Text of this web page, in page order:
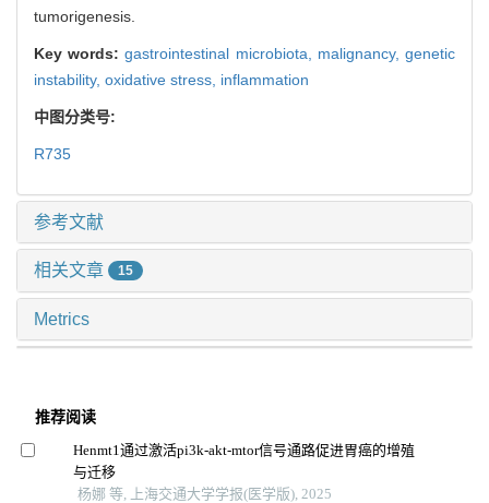
tumorigenesis.
Key words:gastrointestinal microbiota, malignancy,genetic
instability, oxidative stress, inflammation
中图分类号:
R735
参考文献
相关文章 15
Metrics
推荐阅读
Henmt1通过激活pi3k-akt-mtor信号通路促进胃癌的增殖
与迁移
杨娜 等, 上海交通大学学报(医学版), 2025